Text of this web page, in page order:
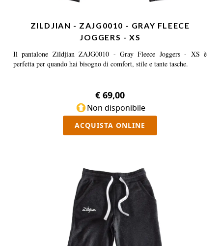
ZILDJIAN - ZAJG0010 - GRAY FLEECE
JOGGERS - XS
Il pantalone Zildjian ZAJG0010 - Gray Fleece Joggers - XS è
perfetta per quando hai bisogno di comfort, stile e tante tasche.
€ 69,00
Non disponibile
ACQUISTA ONLINE